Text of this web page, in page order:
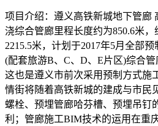
项目介绍：遵义高铁新城地下管廊
浇综合管廊里程长度约为850.6米
2215.5米，计划于2017年5月全部
(配套旅游B、C、D、E片区)综合管
这也是遵义市前次采用预制方式施
情街将随着高铁新城的建成与市民
螺栓、预埋管廊哈芬槽、预埋吊钉
利；管廊施工BIM技术的运用在重